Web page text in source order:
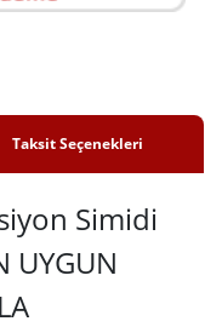
Taksit Seçenekleri
Simidi
UYGUN